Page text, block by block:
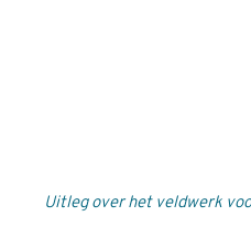
Uitleg over het veldwerk